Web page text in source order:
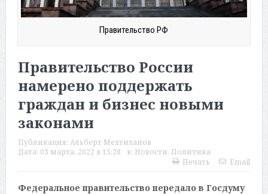
Правительство РФ
Правительство России
намерено поддержать
граждан и бизнес новыми
законами
Публикация: Альберт Мехтиханов
Дата: 03 марта, 2022 в 15:28 в: Новости, Политика
Печать
Email
Федеральное правительство передало в Госдуму